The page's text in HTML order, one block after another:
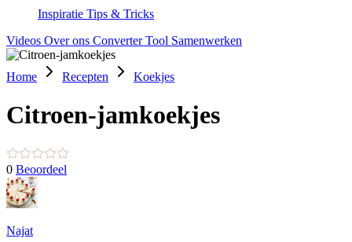
Inspiratie Tips & Tricks
Videos Over ons Converter Tool Samenwerken
Home Recepten Koekjes
Citroen-jamkoekjes
0 Beoordeel
Najat